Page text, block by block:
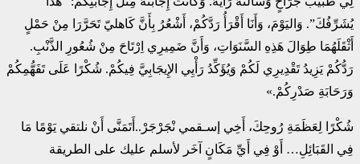
يُشَرِّفُكَ”. وَاليَوْمَ، وَأَنَا أَقْرَأُ رَدَّكُمْ، أَشْعُرُ بِأَنَّ كَاهليّ تَحَرَّرَا مِنْ حَمْلٍ
أَثْقَلَهُمَا طِوَالَ هَذِهِ السَّنَوَاتِ، وَأَنَّ ضَمِيرِي اِرْتَاحَ مِنْ شُعُورِ الذَّنْبِ.
رَدُّكُمْ يَزِيدُ تَقْدِيرِي لَكُمْ وَيُؤَكِّدُ رَأْيِي الإِيجَابِيَّ فِيكُمْ. شُكْرًا عَلَى تَفَهُّمِكُمْ
وَرَحَابَةِ صَدْرِكُمْ.»
شُكْرًا لِعَظَمَةِ رُوحِكَ، أَخِي إسـقمي نْجَرْجَرْ..أَتَمَنَّى أَنْ نلتقي يَوْمًا مَا
فِي القَبَائِلِ… أَوْ فِي أَيِّ مَكَانٍ آخَر لأسلم عليك على الطريقة